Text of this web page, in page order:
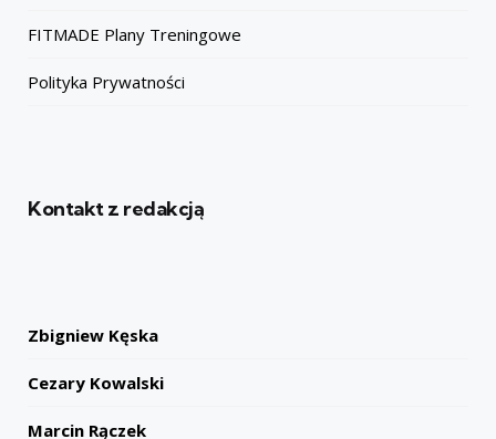
FITMADE Plany Treningowe
Polityka Prywatności
Kontakt z redakcją
Zbigniew Kęska
Cezary Kowalski
Marcin Rączek